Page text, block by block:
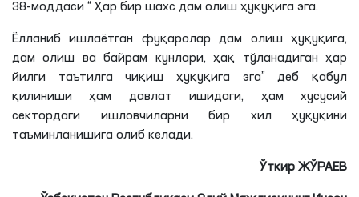
38-моддаси “ Ҳар бир шахс дам олиш ҳуқуқига эга.
Ёлланиб ишлаётган фуқаролар дам олиш ҳуқуқига,
дам олиш ва байрам кунлари, ҳақ тўланадиган ҳар
йилги таътилга чиқиш ҳуқуқига эга” деб қабул
қилиниши ҳам давлат ишидаги, ҳам хусусий
сектордаги ишловчиларни бир хил ҳуқуқини
таъминланишига олиб келади.
Ўткир ЖЎРАЕВ